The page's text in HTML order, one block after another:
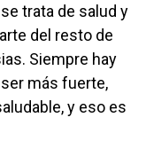
trata de salud y
del resto de
Siempre hay
más fuerte,
y eso es